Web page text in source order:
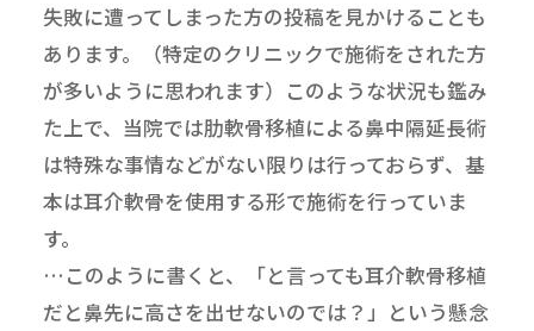
失敗に遭ってしまった方の投稿を見かけることも
あります。（特定のクリニックで施術をされた方
が多いように思われます）このような状況も鑑み
た上で、当院では肋軟骨移植による鼻中隔延長術
は特殊な事情などがない限りは行っておらず、基
本は耳介軟骨を使用する形で施術を行っていま
す。
…このように書くと、「と言っても耳介軟骨移植
だと鼻先に高さを出せないのでは？」という懸念